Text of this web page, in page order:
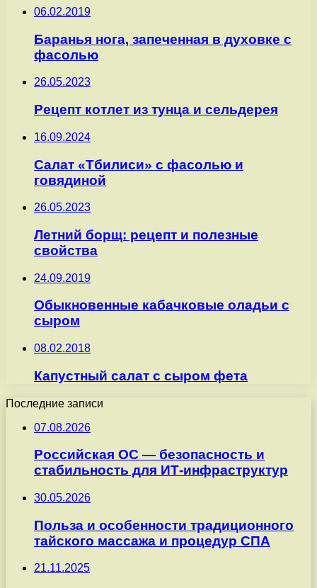
06.02.2019
Баранья нога, запеченная в духовке с
фасолью
26.05.2023
Рецепт котлет из тунца и сельдерея
16.09.2024
Салат «Тбилиси» с фасолью и
говядиной
26.05.2023
Летний борщ: рецепт и полезные
свойства
24.09.2019
Обыкновенные кабачковые оладьи с
сыром
08.02.2018
Капустный салат с сыром фета
Последние записи
07.08.2026
Российская ОС — безопасность и
стабильность для ИТ-инфраструктур
30.05.2026
Польза и особенности традиционного
тайского массажа и процедур СПА
21.11.2025